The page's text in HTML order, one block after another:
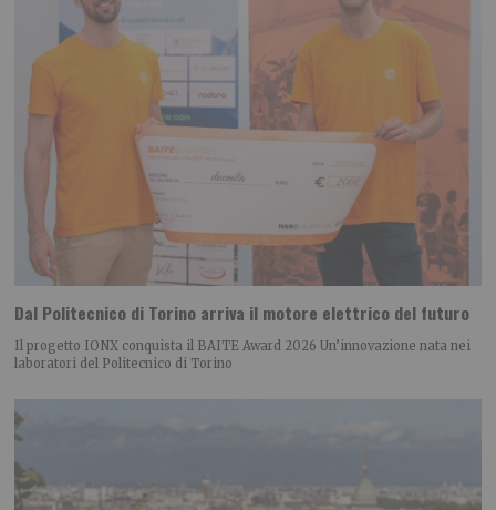
Dal Politecnico di Torino arriva il motore elettrico del futuro
Il progetto IONX conquista il BAITE Award 2026 Un’innovazione nata nei
laboratori del Politecnico di Torino